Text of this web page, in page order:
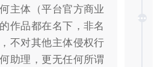
主体（平台官方商业
作品都在名下，非名
不对其他主体侵权行
助理，更无任何所谓